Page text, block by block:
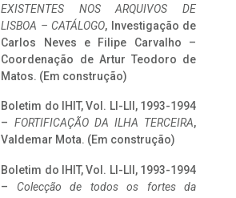
EXISTENTES NOS ARQUIVOS DE
LISBOA – CATÁLOGO, Investigação de
Carlos Neves e Filipe Carvalho –
Coordenação de Artur Teodoro de
Matos. (Em construção)
Boletim do IHIT, Vol. LI-LII, 1993-1994
– FORTIFICAÇÃO DA ILHA TERCEIRA,
Valdemar Mota. (Em construção)
Boletim do IHIT, Vol. LI-LII, 1993-1994
– Colecção de todos os fortes da